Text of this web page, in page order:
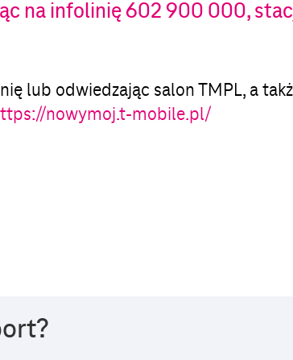
na infolinię 602 900 000,
lub odwiedzając salon TMPL, a
nowymoj.t-mobile.pl/